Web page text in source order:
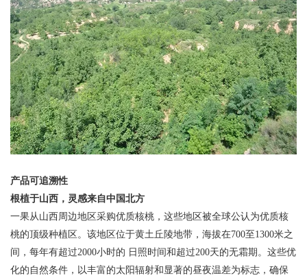
产品可追溯性
根植于山西，灵感来自中国北方
一果从山西周边地区采购优质核桃，这些地区被全球公认为优质核
桃的顶级种植区。该地区位于黄土丘陵地带，海拔在700至1300米之
间，每年有超过2000小时的 日照时间和超过200天的无霜期。这些优
化的自然条件，以丰富的太阳辐射和显著的昼夜温差为标志，确保